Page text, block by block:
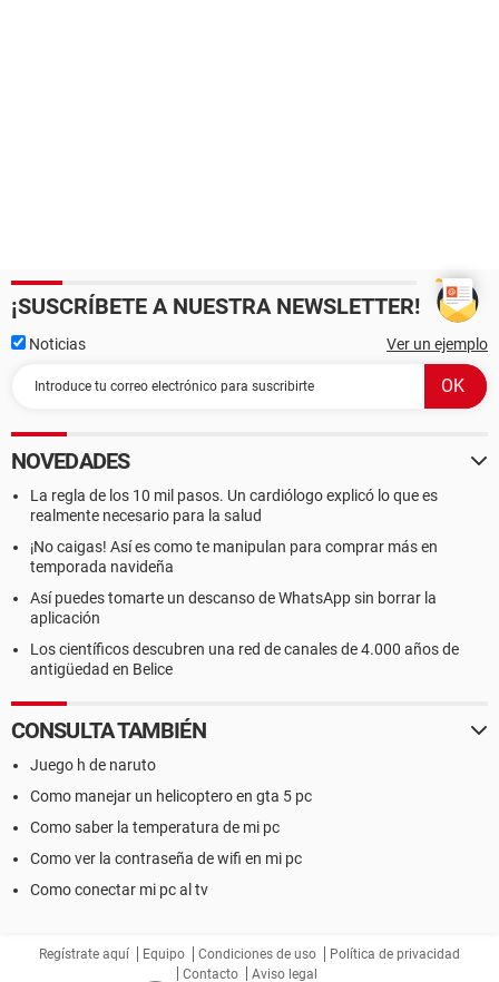
¡SUSCRÍBETE A NUESTRA NEWSLETTER!
Noticias Ver un ejemplo
NOVEDADES
La regla de los 10 mil pasos. Un cardiólogo explicó lo que es
realmente necesario para la salud
¡No caigas! Así es como te manipulan para comprar más en
temporada navideña
Así puedes tomarte un descanso de WhatsApp sin borrar la
aplicación
Los científicos descubren una red de canales de 4.000 años de
antigüedad en Belice
CONSULTA TAMBIÉN
Juego h de naruto
Como manejar un helicoptero en gta 5 pc
Como saber la temperatura de mi pc
Como ver la contraseña de wifi en mi pc
Como conectar mi pc al tv
Regístrate aquí Equipo Condiciones de uso
Política de privacidad
Contacto
Aviso legal